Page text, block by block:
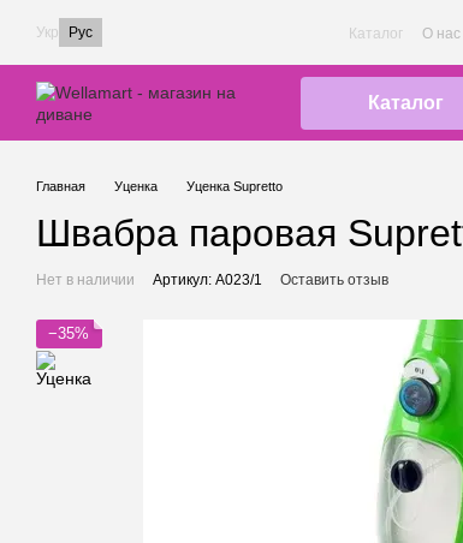
Перейти к основному контенту
Укр Рус Каталог О нас
Каталог
Главная Уценка Уценка Supretto
Швабра паровая
Нет в наличии Артикул: A023/1 Оставить отзыв
−35%